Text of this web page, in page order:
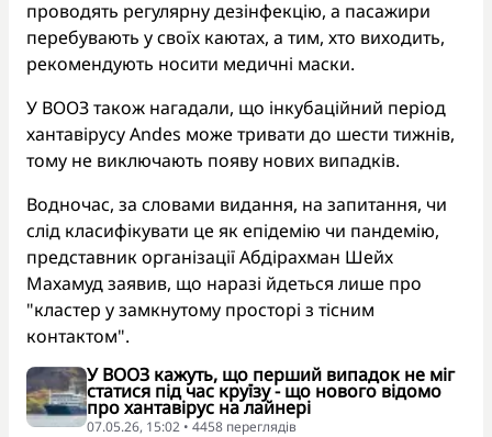
проводять регулярну дезінфекцію, а пасажири
перебувають у своїх каютах, а тим, хто виходить,
рекомендують носити медичні маски.
У ВООЗ також нагадали, що інкубаційний період
хантавірусу Andes може тривати до шести тижнів,
тому не виключають появу нових випадків.
Водночас, за словами видання, на запитання, чи
слід класифікувати це як епідемію чи пандемію,
представник організації Абдірахман Шейх
Махамуд заявив, що наразі йдеться лише про
"кластер у замкнутому просторі з тісним
контактом".
У ВООЗ кажуть, що перший випадок не міг
статися під час круїзу - що нового відомо
про хантавірус на лайнері
07.05.26, 15:02 • 4458 переглядiв